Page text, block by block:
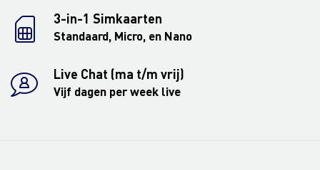
3-in-1 Simkaarten
Standaard, Micro, en Nano
Live Chat (ma t/m vrij)
Vijf dagen per week live